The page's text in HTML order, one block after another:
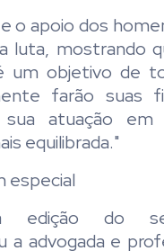
o apoio dos
luta, mostrando
um objetivo de
farão suas
sua atuação
equilibrada."
especial
edição do
a advogada e